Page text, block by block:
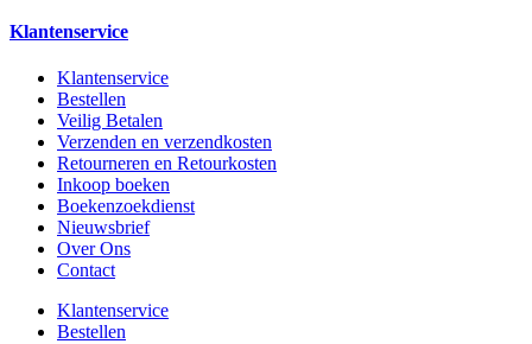
Klantenservice
Klantenservice
Bestellen
Veilig Betalen
Verzenden en verzendkosten
Retourneren en Retourkosten
Inkoop boeken
Boekenzoekdienst
Nieuwsbrief
Over Ons
Contact
Klantenservice
Bestellen